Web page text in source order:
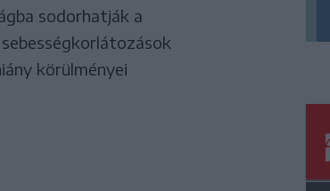
sodorhatják a
körülményei